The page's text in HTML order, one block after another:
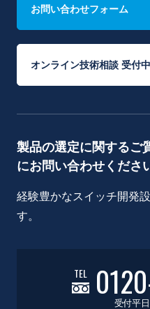
お問い合わせフォーム
オンライン技術相談 受付中
製品の選定に関するご
にお問い合わせくださ
経験豊かなスイッチ開発
す。
TEL
受付平